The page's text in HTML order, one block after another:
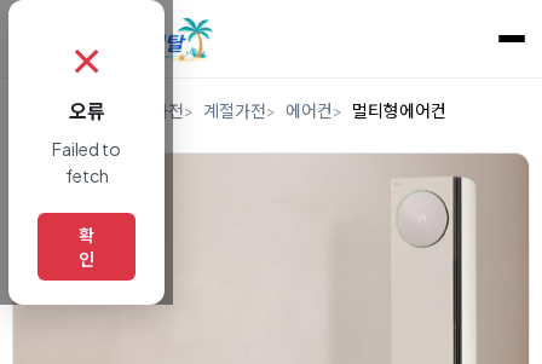
렌탈 디지털/가전 계절가전 에어컨 멀티형에어컨
✗
오류
Failed to
fetch
확
인